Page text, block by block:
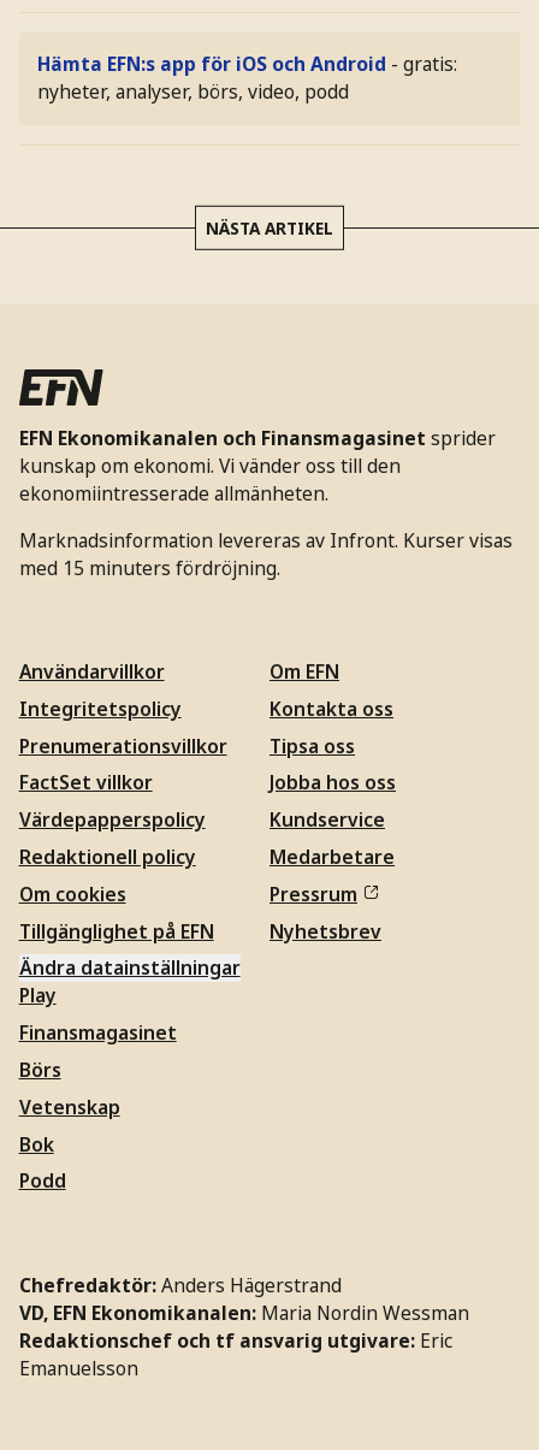
Hämta EFN:s app för iOS och Android - gratis:
nyheter, analyser, börs, video, podd
NÄSTA ARTIKEL
EFN Ekonomikanalen och Finansmagasinet sprider
kunskap om ekonomi. Vi vänder oss till den
ekonomiintresserade allmänheten.
Marknadsinformation levereras av Infront. Kurser visas
med 15 minuters fördröjning.
Användarvillkor
Integritetspolicy
Prenumerationsvillkor
FactSet villkor
Värdepapperspolicy
Redaktionell policy
Om cookies
Tillgänglighet på EFN
Ändra datainställningar
Om EFN
Kontakta oss
Tipsa oss
Jobba hos oss
Kundservice
Medarbetare
Pressrum
Nyhetsbrev
Play
Finansmagasinet
Börs
Vetenskap
Bok
Podd
Chefredaktör:Anders Hägerstrand
VD, EFN Ekonomikanalen: Maria Nordin Wessman
Redaktionschef och tf ansvarig utgivare: Eric
Emanuelsson